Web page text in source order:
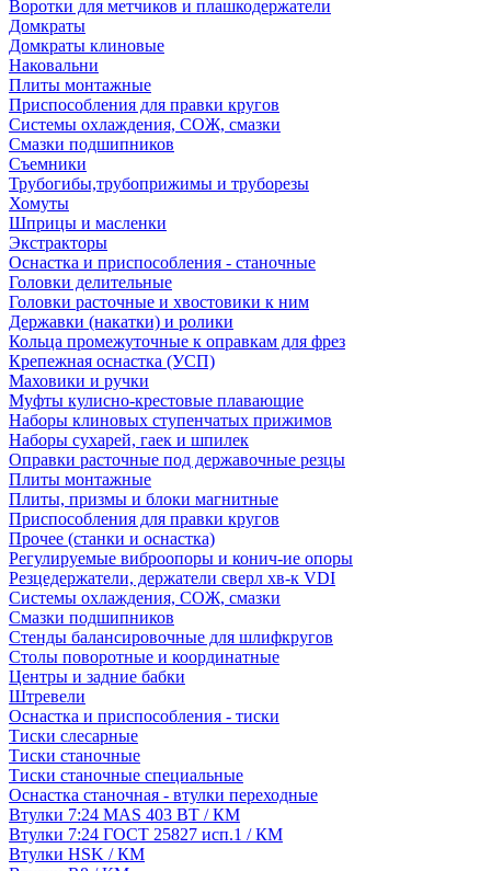
Воротки для метчиков и плашкодержатели
Домкраты
Домкраты клиновые
Наковальни
Плиты монтажные
Приспособления для правки кругов
Системы охлаждения, СОЖ, смазки
Смазки подшипников
Съемники
Трубогибы,трубоприжимы и труборезы
Хомуты
Шприцы и масленки
Экстракторы
Оснастка и приспособления - станочные
Головки делительные
Головки расточные и хвостовики к ним
Державки (накатки) и ролики
Кольца промежуточные к оправкам для фрез
Крепежная оснастка (УСП)
Маховики и ручки
Муфты кулисно-крестовые плавающие
Наборы клиновых ступенчатых прижимов
Наборы сухарей, гаек и шпилек
Оправки расточные под державочные резцы
Плиты монтажные
Плиты, призмы и блоки магнитные
Приспособления для правки кругов
Прочее (станки и оснастка)
Регулируемые виброопоры и конич-ие опоры
Резцедержатели, держатели сверл хв-к VDI
Системы охлаждения, СОЖ, смазки
Смазки подшипников
Стенды балансировочные для шлифкругов
Столы поворотные и координатные
Центры и задние бабки
Штревели
Оснастка и приспособления - тиски
Тиски слесарные
Тиски станочные
Тиски станочные специальные
Оснастка станочная - втулки переходные
Втулки 7:24 MAS 403 BT / КМ
Втулки 7:24 ГОСТ 25827 исп.1 / КМ
Втулки HSK / КМ